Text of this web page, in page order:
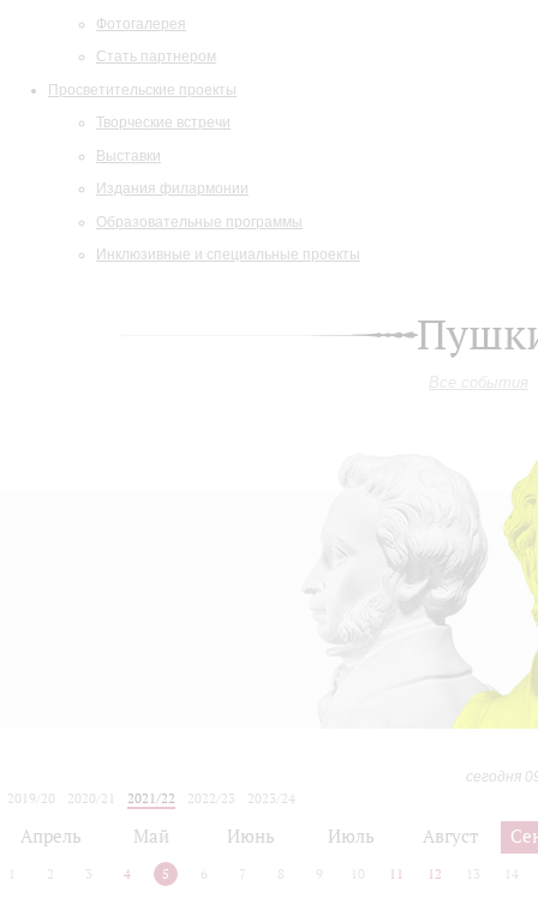
Фотогалерея
Стать партнером
Просветительские проекты
Творческие встречи
Выставки
Издания филармонии
Образовательные программы
Инклюзивные и специальные проекты
Все события
сегодня
2019/20
2020/21 2021/22 2022/23
2023/24
Апрель Май Июнь Июль Август
2 3 4 5 6 7 8 9 10 11 12 13 14